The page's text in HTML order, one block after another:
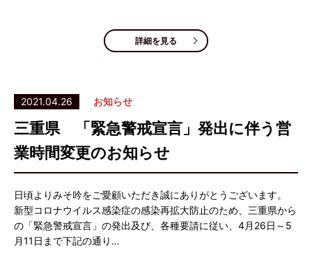
詳細を見る
2021.04.26 お知らせ
三重県 「緊急警戒宣言」発出に伴う営
業時間変更のお知らせ
日頃よりみそ吟をご愛顧いただき誠にありがとうございます。
新型コロナウイルス感染症の感染再拡大防止のため、三重県から
の「緊急警戒宣言」の発出及び、各種要請に従い、4月26日～5
月11日まで下記の通り…